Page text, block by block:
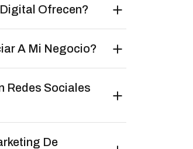
Ofrecen?
A Mi Negocio?
Redes Sociales
De